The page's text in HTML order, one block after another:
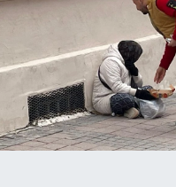
Sanat
İlanlar